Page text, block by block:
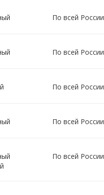
По всей России
По всей России
По всей России
По всей России
По всей России